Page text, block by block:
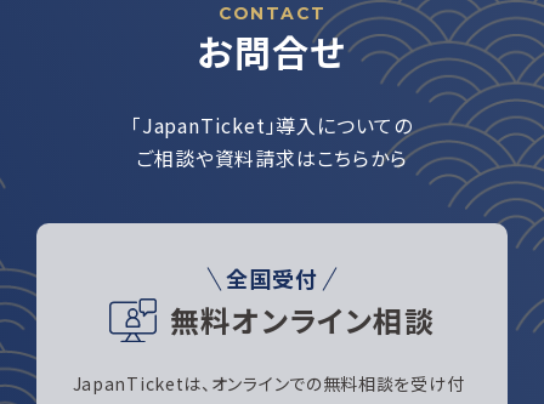
CONTACT
お問合せ
「JapanTicket」導入についての
ご相談や資料請求はこちらから
全国受付
無料オンライン相談
JapanTicketは、オンラインでの無料相談を受け付